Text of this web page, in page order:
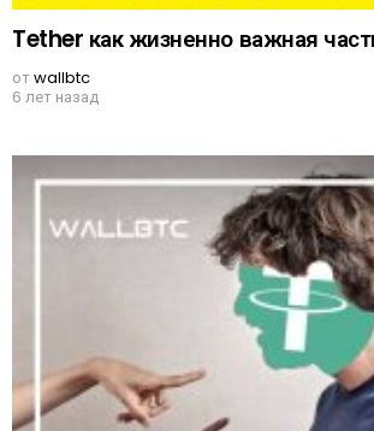
Tether как жизненно важная
отwallbtc
6 лет назад